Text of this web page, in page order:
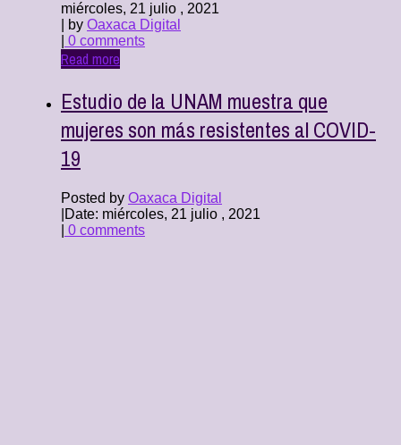
miércoles, 21 julio , 2021
| by Oaxaca Digital
0 comments
Read more
Estudio de la UNAM muestra que
mujeres son más resistentes al COVID-
19
Posted by Oaxaca Digital
Date: miércoles, 21 julio , 2021
0 comments